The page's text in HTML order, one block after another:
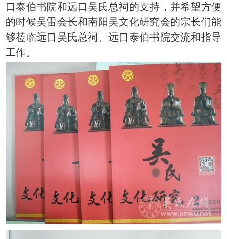
口泰伯书院和远口吴氏总祠的支持，并希望方便
的时候吴雷会长和南阳吴文化研究会的宗长们能
够莅临远口吴氏总祠、远口泰伯书院交流和指导
工作。